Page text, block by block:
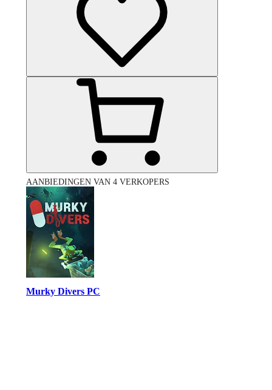
AANBIEDINGEN VAN 4 VERKOPERS
Murky Divers PC